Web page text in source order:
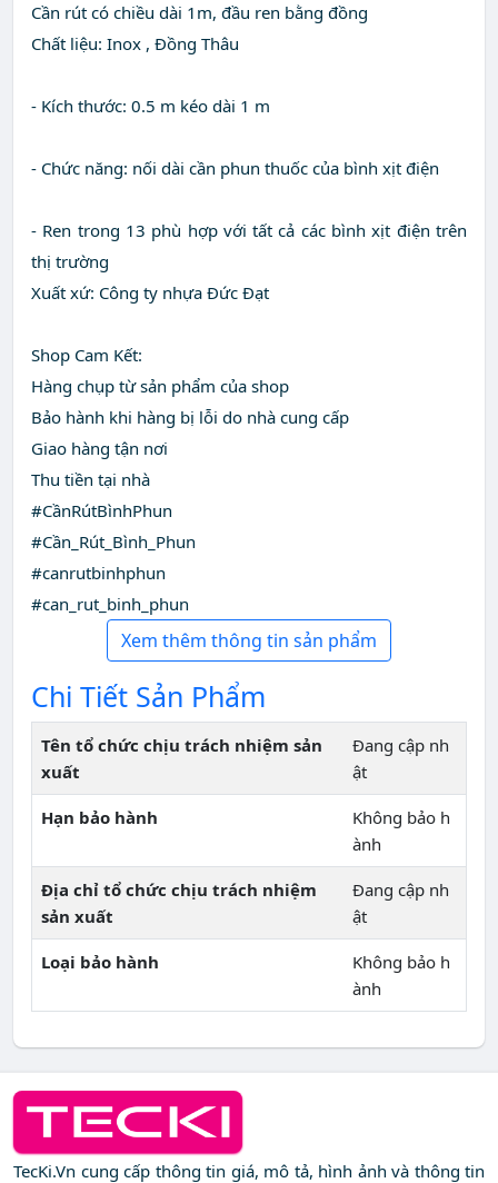
Cần rút có chiều dài 1m, đầu ren bằng đồng
Chất liệu: Inox , Đồng Thâu
- Kích thước: 0.5 m kéo dài 1 m
- Chức năng: nối dài cần phun thuốc của bình xịt điện
- Ren trong 13 phù hợp với tất cả các bình xịt điện trên
thị trường
Xuất xứ: Công ty nhựa Đức Đạt
Shop Cam Kết:
Hàng chụp từ sản phẩm của shop
Bảo hành khi hàng bị lỗi do nhà cung cấp
Giao hàng tận nơi
Thu tiền tại nhà
#CầnRútBìnhPhun
#Cần_Rút_Bình_Phun
#canrutbinhphun
#can_rut_binh_phun
Xem thêm thông tin sản phẩm
Chi Tiết Sản Phẩm
Tên tổ chức chịu trách nhiệm sản
xuất
Đang cập nh
ật
Hạn bảo hành
Không bảo h
ành
Địa chỉ tổ chức chịu trách nhiệm
sản xuất
Đang cập nh
ật
Loại bảo hành
Không bảo h
ành
TecKi.Vn cung cấp thông tin giá, mô tả, hình ảnh và thông tin